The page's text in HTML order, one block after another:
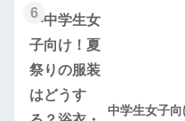
6
中学生女子